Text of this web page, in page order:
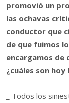
promovió un
las ochavas
conductor que
de que fuimos
encargamos de
¿cuáles son hoy
_ Todos los